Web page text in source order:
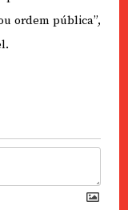
ordem pública”,